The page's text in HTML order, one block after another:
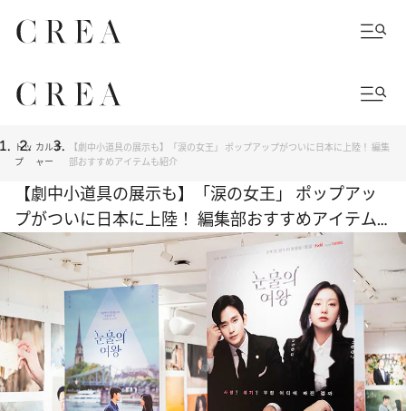
トッ
プ
カルチ
ャー
【劇中小道具の展示も】「涙の女王」 ポップアップがついに日本に上陸！ 編集
部おすすめアイテムも紹介
【劇中小道具の展示も】「涙の女王」 ポップアッ
プがついに日本に上陸！ 編集部おすすめアイテム
も紹介